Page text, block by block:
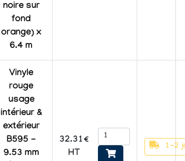
noire sur
fond
orange) x
6.4 m
Vinyle
rouge
usage
intérieur &
extérieur
B595 -
9.53 mm
32.31€
HT
1-2